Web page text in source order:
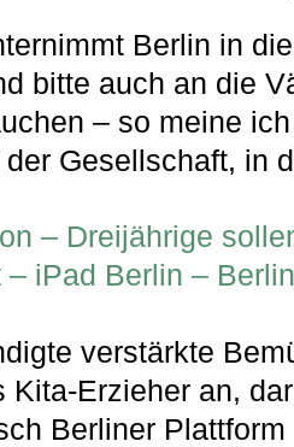
Berlin in
bitte auch an die
– so meine
Gesellschaft, in
– Dreijährige
– iPad Berlin –
verstärkte
Kita-Erzieher an,
Berliner